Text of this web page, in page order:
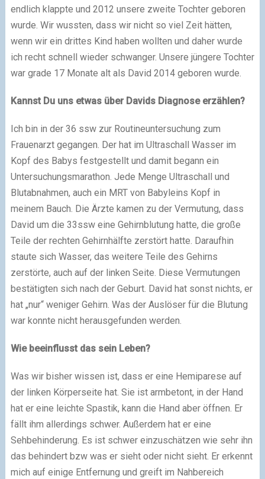
endlich klappte und 2012 unsere zweite Tochter geboren
wurde. Wir wussten, dass wir nicht so viel Zeit hätten,
wenn wir ein drittes Kind haben wollten und daher wurde
ich recht schnell wieder schwanger. Unsere jüngere Tochter
war grade 17 Monate alt als David 2014 geboren wurde.
Kannst Du uns etwas über Davids Diagnose erzählen?
Ich bin in der 36 ssw zur Routineuntersuchung zum
Frauenarzt gegangen. Der hat im Ultraschall Wasser im
Kopf des Babys festgestellt und damit begann ein
Untersuchungsmarathon. Jede Menge Ultraschall und
Blutabnahmen, auch ein MRT von Babyleins Kopf in
meinem Bauch. Die Ärzte kamen zu der Vermutung, dass
David um die 33ssw eine Gehirnblutung hatte, die große
Teile der rechten Gehirnhälfte zerstört hatte. Daraufhin
staute sich Wasser, das weitere Teile des Gehirns
zerstörte, auch auf der linken Seite. Diese Vermutungen
bestätigten sich nach der Geburt. David hat sonst nichts, er
hat „nur“ weniger Gehirn. Was der Auslöser für die Blutung
war konnte nicht herausgefunden werden.
Wie beeinflusst das sein Leben?
Was wir bisher wissen ist, dass er eine Hemiparese auf
der linken Körperseite hat. Sie ist armbetont, in der Hand
hat er eine leichte Spastik, kann die Hand aber öffnen. Er
fällt ihm allerdings schwer. Außerdem hat er eine
Sehbehinderung. Es ist schwer einzuschätzen wie sehr ihn
das behindert bzw was er sieht oder nicht sieht. Er erkennt
mich auf einige Entfernung und greift im Nahbereich